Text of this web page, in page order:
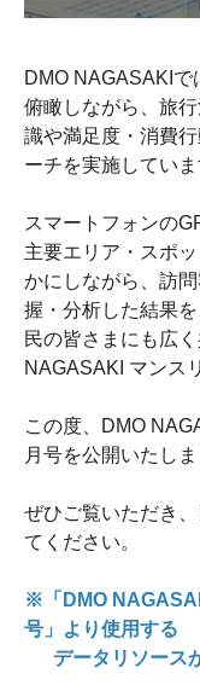
DMO NAGASAKI
俯瞰しながら、旅
識や満足度・消費
ーチを実施していま
スマートフォンの
主要エリア・スポ
かにしながら、訪
握・分析した結果
民の皆さまにも広
NAGASAKI マンス
この度、DMO
月号を公開いたし
ぜひご覧いただき
てください。
※「DMO
号」より使用する
データリソースが